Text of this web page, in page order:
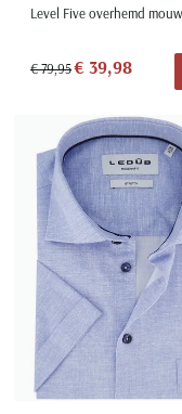
€ 79,95€ 39,98